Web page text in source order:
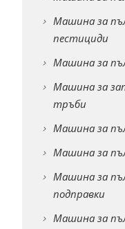
Машина за
пестициди
Машина за
Машина за
тръби
Машина за
Машина за
Машина за
подправки
Машина за